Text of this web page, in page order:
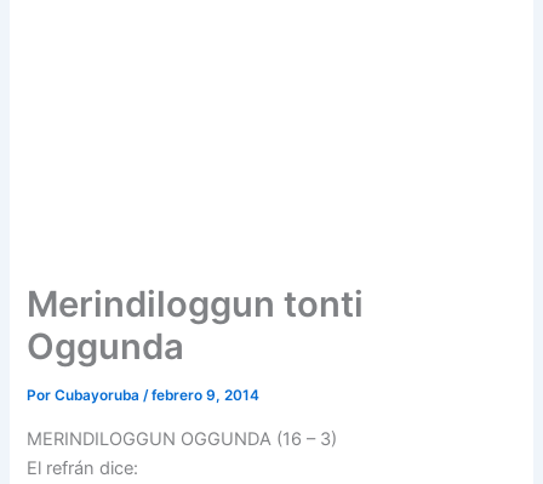
Merindiloggun tonti
Oggunda
PorCubayoruba/febrero 9, 2014
MERINDILOGGUN OGGUNDA (16 – 3)
El refrán dice: